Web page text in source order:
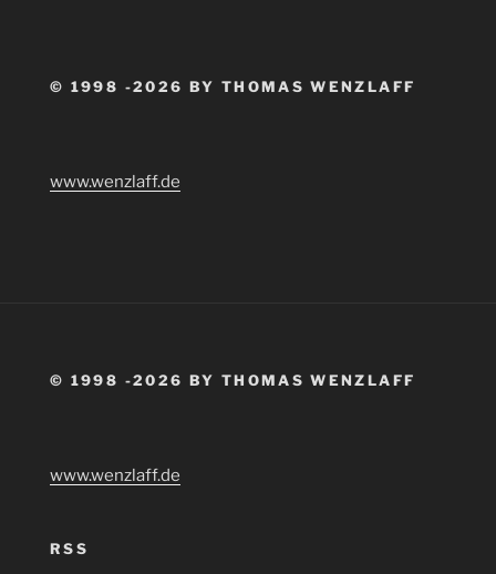
© 1998 -2026 BY THOMAS WENZLAFF
www.wenzlaff.de
© 1998 -2026 BY THOMAS WENZLAFF
www.wenzlaff.de
RSS